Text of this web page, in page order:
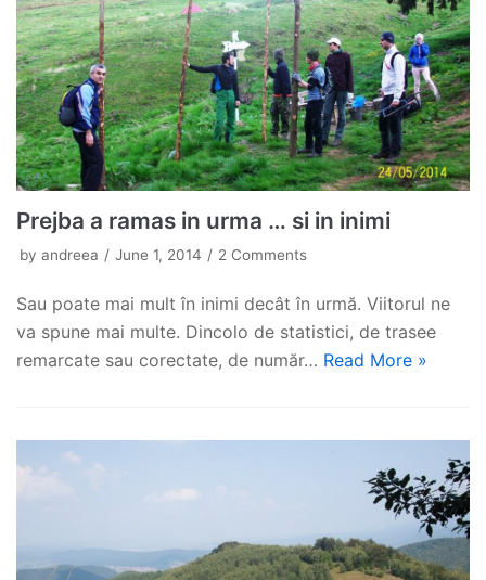
Prejba a ramas in urma … si in inimi
by andreea June 1, 2014 2 Comments
Sau poate mai mult în inimi decât în urmă. Viitorul ne
va spune mai multe. Dincolo de statistici, de trasee
remarcate sau corectate, de număr… Read More »